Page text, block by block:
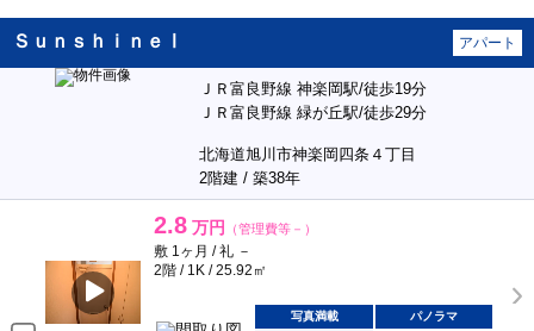
ＳｕｎｓｈｉｎｅⅠ アパート
ＪＲ富良野線 神楽岡駅/徒歩19分
ＪＲ富良野線 緑が丘駅/徒歩29分
北海道旭川市神楽岡四条４丁目
2階建 / 築38年
2.8 万円 （管理費等－）
敷 1ヶ月 / 礼 －
2階 / 1K / 25.92㎡
写真満載
パノラマ